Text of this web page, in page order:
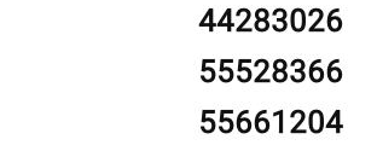
44283026
55528366
55661204